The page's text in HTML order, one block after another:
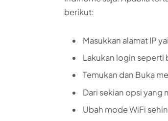
berikut:
Masukkan alamat IP
Lakukan login seperti
Temukan dan Buka
Dari sekian opsi yang
Ubah mode WiFi